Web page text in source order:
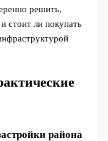
решить,
стоит ли покупать
района